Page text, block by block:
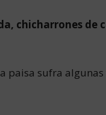
chicharrones de
paisa sufra